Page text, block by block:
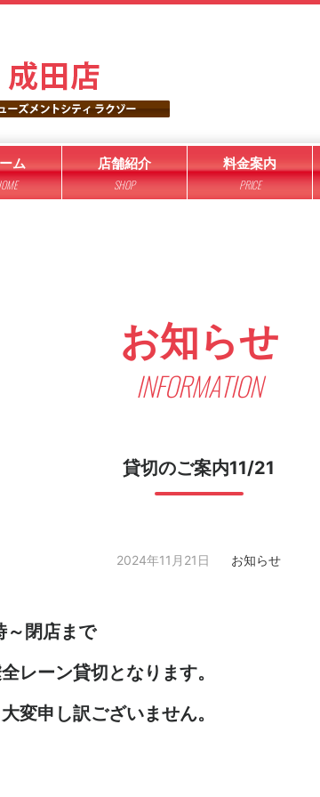
ム 店舗紹介
SHOP
料金案内
PRICE
お知らせ
INFORMATION
貸切のご案内11/21
2024年11月21日 お知らせ
閉店まで
レーン貸切となります。
変申し訳ございません。